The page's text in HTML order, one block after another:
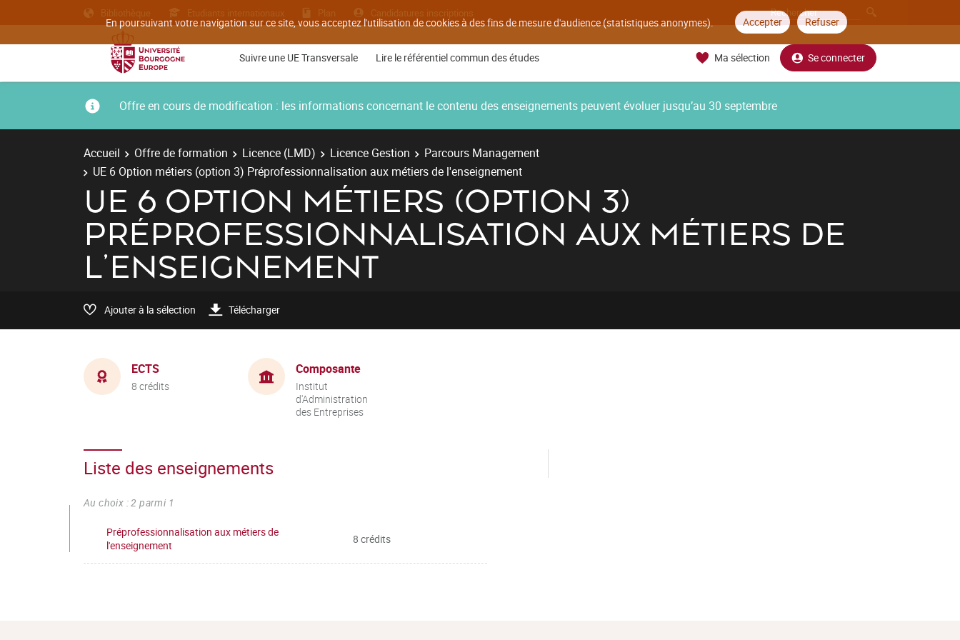
En poursuivant votre navigation sur ce site, vous acceptez l'utilisation de cookies à des fins de mesure d'audience (statistiques anonymes). Accepter Refuser
Bibliothèque Etudiants internationaux Plan Candidatures inscriptions
Suivre une UE Transversale Lire le référentiel commun des études Ma sélection Se connecter
Offre en cours de modification : les informations concernant le contenu des enseignements peuvent évoluer jusqu’au 30 septembre
Accueil Offre de formation Licence (LMD) Licence Gestion
Parcours Management
UE 6 Option métiers (option 3) Préprofessionnalisation aux métiers de l'enseignement
UE 6 OPTION MÉTIERS (OPTION 3)
PRÉPROFESSIONNALISATION AUX MÉTIERS DE
L'ENSEIGNEMENT
Ajouter à la sélection Télécharger
ECTS
8 crédits
Composante
Institut
d'Administration
des Entreprises
Liste des enseignements
Au choix : 2 parmi 1
Préprofessionnalisation aux métiers de
l'enseignement
8 crédits